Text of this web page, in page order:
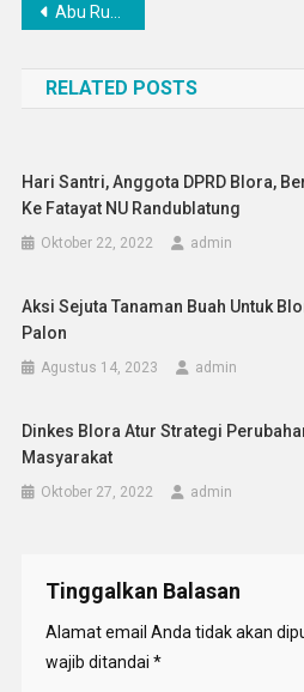
Navigasi
Abu Rusydan Ajak Masyarakat Jaga Persatuan di Tengah Memanasnya Konflik Iran, AS, dan Israel
RELATED POSTS
Hari Santri, Anggota DPRD Blora,
Ke Fatayat NU Randublatung
Oktober 22, 2022 admin
Aksi Sejuta Tanaman Buah Untuk
Palon
Agustus 14, 2023 admin
Dinkes Blora Atur Strategi
Masyarakat
Oktober 27, 2022 admin
Tinggalkan Balasan
Alamat email Anda tidak akan
wajib ditandai *